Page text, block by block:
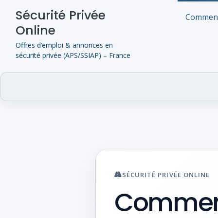
content
Sécurité Privée
Online
Offres d’emploi & annonces en
sécurité privée (APS/SSIAP) – France
SÉCURITÉ PRIVÉE ONLINE